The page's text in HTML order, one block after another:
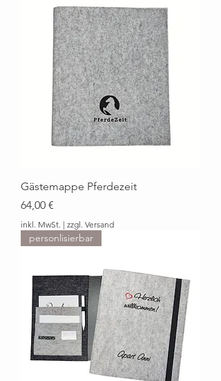
Gästemappe Pferdezeit
Preis
64,00 €
inkl. MwSt. | zzgl. Versand
personlisierbar